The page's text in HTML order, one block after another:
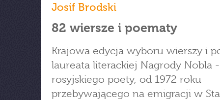
Josif Brodski
82 wiersze i poematy
Krajowa edycja wyboru wierszy i
laureata literackiej Nagrody Nobla -
rosyjskiego poety, od 1972 roku
przebywającego na emigracji w